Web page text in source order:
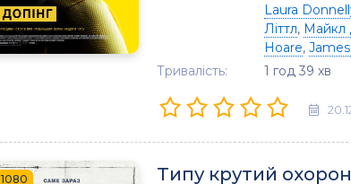
Laura
Літтл, Майкл
Hoare,
Тривалість:
1 год 39 хв
1080 Типу крутий